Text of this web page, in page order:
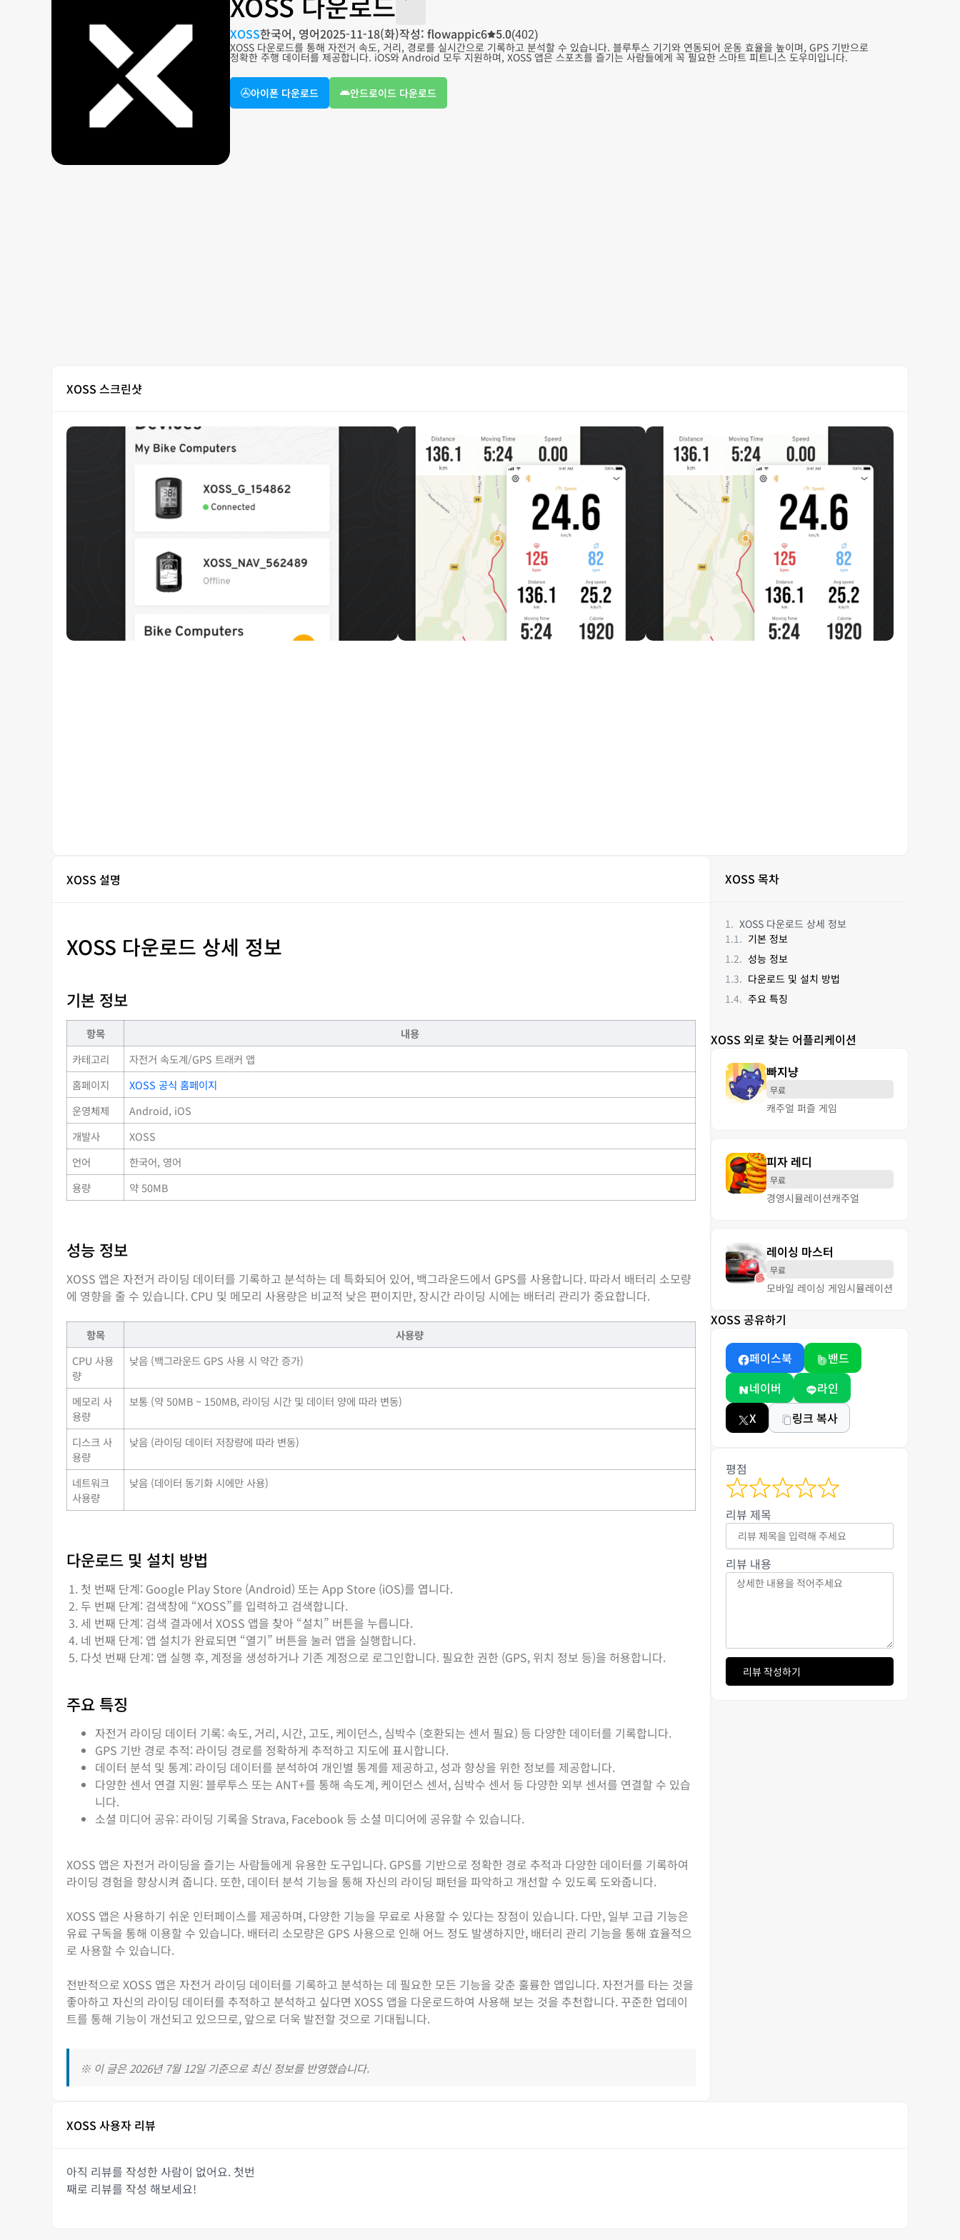
XOSS한국어, 영어2025-11-18(화)작성: flowappic6 5.0(402)
XOSS 다운로드를 통해 자전거 속도, 거리, 경로를 실시간으로 기록하고 분석할 수 있습니다. 블루투스 기기와 연동되어 운동 효율을 높이며, GPS 기반으로
정확한 주행 데이터를 제공합니다. iOS와 Android 모두 지원하며, XOSS 앱은 스포츠를 즐기는 사람들에게 꼭 필요한 스마트 피트니스 도우미입니다.
아이폰 다운로드 안드로이드 다운로드
XOSS 스크린샷
XOSS 설명
XOSS 다운로드 상세 정보
기본 정보
항목
내용
카테고리
자전거 속도계/GPS 트래커 앱
홈페이지
XOSS 공식 홈페이지
운영체제
Android, iOS
개발사
XOSS
언어
한국어, 영어
용량
약 50MB
성능 정보
XOSS 앱은 자전거 라이딩 데이터를 기록하고 분석하는 데 특화되어 있어, 백그라운드에서 GPS를 사용합니다. 따라서 배터리 소모량
에 영향을 줄 수 있습니다. CPU 및 메모리 사용량은 비교적 낮은 편이지만, 장시간 라이딩 시에는 배터리 관리가 중요합니다.
항목
사용량
CPU 사용
량
낮음 (백그라운드 GPS 사용 시 약간 증가)
메모리 사
용량
보통 (약 50MB ~ 150MB, 라이딩 시간 및 데이터 양에 따라 변동)
디스크 사
용량
낮음 (라이딩 데이터 저장량에 따라 변동)
네트워크
사용량
낮음 (데이터 동기화 시에만 사용)
다운로드 및 설치 방법
첫 번째 단계: Google Play Store (Android) 또는 App Store (iOS)를 엽니다.
두 번째 단계: 검색창에 “XOSS”를 입력하고 검색합니다.
세 번째 단계: 검색 결과에서 XOSS 앱을 찾아 “설치” 버튼을 누릅니다.
네 번째 단계: 앱 설치가 완료되면 “열기” 버튼을 눌러 앱을 실행합니다.
다섯 번째 단계: 앱 실행 후, 계정을 생성하거나 기존 계정으로 로그인합니다. 필요한 권한 (GPS, 위치 정보 등)을 허용합니다.
주요 특징
자전거 라이딩 데이터 기록: 속도, 거리, 시간, 고도, 케이던스, 심박수 (호환되는 센서 필요) 등 다양한 데이터를 기록합니다.
GPS 기반 경로 추적: 라이딩 경로를 정확하게 추적하고 지도에 표시합니다.
데이터 분석 및 통계: 라이딩 데이터를 분석하여 개인별 통계를 제공하고, 성과 향상을 위한 정보를 제공합니다.
다양한 센서 연결 지원: 블루투스 또는 ANT+를 통해 속도계, 케이던스 센서, 심박수 센서 등 다양한 외부 센서를 연결할 수 있습
니다.
소셜 미디어 공유: 라이딩 기록을 Strava, Facebook 등 소셜 미디어에 공유할 수 있습니다.
XOSS 앱은 자전거 라이딩을 즐기는 사람들에게 유용한 도구입니다. GPS를 기반으로 정확한 경로 추적과 다양한 데이터를 기록하여
라이딩 경험을 향상시켜 줍니다. 또한, 데이터 분석 기능을 통해 자신의 라이딩 패턴을 파악하고 개선할 수 있도록 도와줍니다.
XOSS 앱은 사용하기 쉬운 인터페이스를 제공하며, 다양한 기능을 무료로 사용할 수 있다는 장점이 있습니다. 다만, 일부 고급 기능은
유료 구독을 통해 이용할 수 있습니다. 배터리 소모량은 GPS 사용으로 인해 어느 정도 발생하지만, 배터리 관리 기능을 통해 효율적으
로 사용할 수 있습니다.
전반적으로 XOSS 앱은 자전거 라이딩 데이터를 기록하고 분석하는 데 필요한 모든 기능을 갖춘 훌륭한 앱입니다. 자전거를 타는 것을
좋아하고 자신의 라이딩 데이터를 추적하고 분석하고 싶다면 XOSS 앱을 다운로드하여 사용해 보는 것을 추천합니다. 꾸준한 업데이
트를 통해 기능이 개선되고 있으므로, 앞으로 더욱 발전할 것으로 기대됩니다.
※ 이 글은 2026년 7월 12일 기준으로 최신 정보를 반영했습니다.
XOSS 목차
XOSS 다운로드 상세 정보
기본 정보
성능 정보
다운로드 및 설치 방법
주요 특징
XOSS 외로 찾는 어플리케이션
빠지냥
무료
캐주얼 퍼즐 게임
피자 레디
무료
경영시뮬레이션캐주얼
레이싱 마스터
무료
모바일 레이싱 게임시뮬레이션
XOSS 공유하기
페이스북
밴드
네이버
라인
X
링크 복사
평점
리뷰 제목
리뷰 내용
리뷰 작성하기
XOSS 사용자 리뷰
아직 리뷰를 작성한 사람이 없어요. 첫번
째로 리뷰를 작성 해보세요!